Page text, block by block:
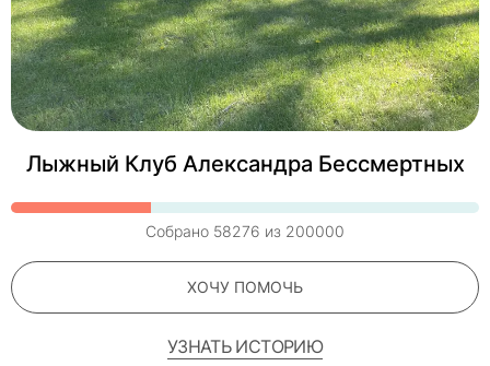
Лыжный Клуб Александра Бессмертных
Собрано 58276 из 200000
ХОЧУ ПОМОЧЬ
УЗНАТЬ ИСТОРИЮ